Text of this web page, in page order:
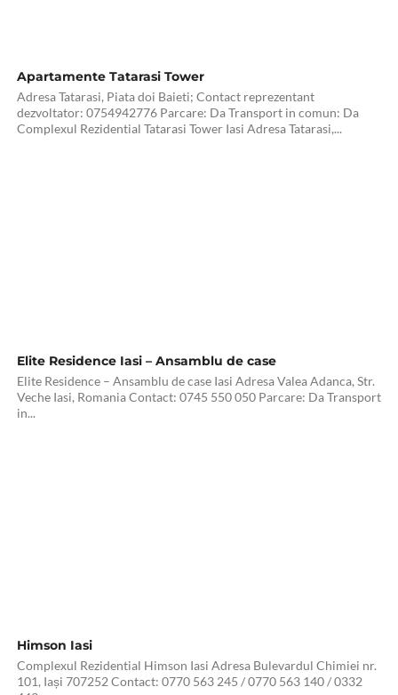
Apartamente Tatarasi Tower
Adresa Tatarasi, Piata doi Baieti; Contact reprezentant
dezvoltator: 0754942776 Parcare: Da Transport in comun: Da
Complexul Rezidential Tatarasi Tower Iasi Adresa Tatarasi,...
Elite Residence Iasi – Ansamblu de case
Elite Residence – Ansamblu de case Iasi Adresa Valea Adanca, Str.
Veche Iasi, Romania Contact: 0745 550 050 Parcare: Da Transport
in...
Himson Iasi
Complexul Rezidential Himson Iasi Adresa Bulevardul Chimiei nr.
101, Iași 707252 Contact: 0770 563 245 / 0770 563 140 / 0332